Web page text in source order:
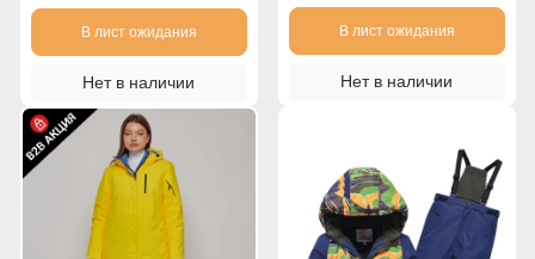
В лист ожидания
Нет в наличии
В лист ожидания
Нет в наличии